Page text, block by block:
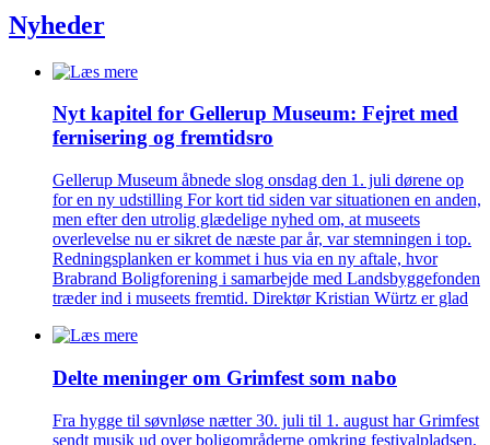
Nyheder
Nyt kapitel for Gellerup Museum: Fejret med
fernisering og fremtidsro
Gellerup Museum åbnede slog onsdag den 1. juli dørene op
for en ny udstilling For kort tid siden var situationen en anden,
men efter den utrolig glædelige nyhed om, at museets
overlevelse nu er sikret de næste par år, var stemningen i top.
Redningsplanken er kommet i hus via en ny aftale, hvor
Brabrand Boligforening i samarbejde med Landsbyggefonden
træder ind i museets fremtid. Direktør Kristian Würtz er glad
Delte meninger om Grimfest som nabo
Fra hygge til søvnløse nætter 30. juli til 1. august har Grimfest
sendt musik ud over boligområderne omkring festivalpladsen,